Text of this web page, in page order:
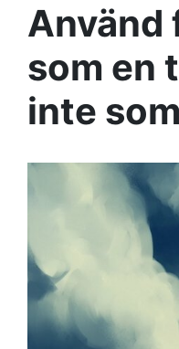
Använd
som en
inte